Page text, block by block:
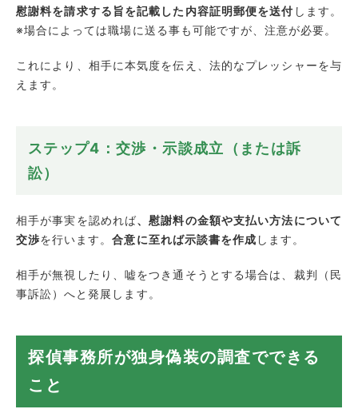
慰謝料を請求する旨を記載した内容証明郵便を送付 します。
※場合によっては職場に送る事も可能ですが、注意が必要。
これにより、相手に本気度を伝え、法的なプレッシャーを与
えます。
ステップ4：交渉・示談成立（または訴
訟）
相手が事実を認めれば、慰謝料の金額や支払い方法について
交渉を行います。合意に至れば示談書を作成 します。
相手が無視したり、嘘をつき通そうとする場合は、裁判（民
事訴訟）へと発展します。
探偵事務所が独身偽装の調査でできる
こと